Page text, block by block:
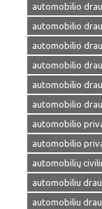
automobilio
automobilio
automobilio
automobilio
automobilio
automobilio
automobilio
automobilio
automobilių
automobiliu
automobiliu